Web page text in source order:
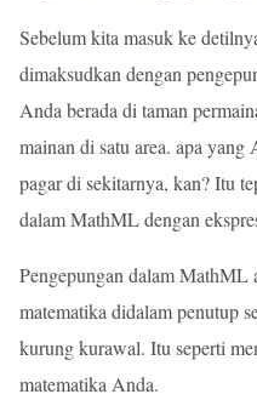
Sebelum kita masuk ke
dimaksudkan dengan
Anda berada di taman
mainan di satu area. apa
pagar di sekitarnya, kan? Itu
dalam MathML dengan
Pengepungan dalam MathML
matematika didalam penutup
kurung kurawal. Itu seperti
matematika Anda.